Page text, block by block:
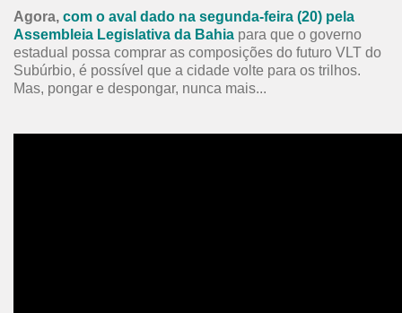
Agora, com o aval dado na segunda-feira (20) pela
Assembleia Legislativa da Bahia para que o governo
estadual possa comprar as composições do futuro VLT do
Subúrbio, é possível que a cidade volte para os trilhos.
Mas, pongar e despongar, nunca mais...